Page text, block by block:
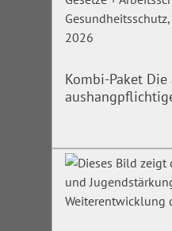
Kombi-Paket
Arbeitsschutz,